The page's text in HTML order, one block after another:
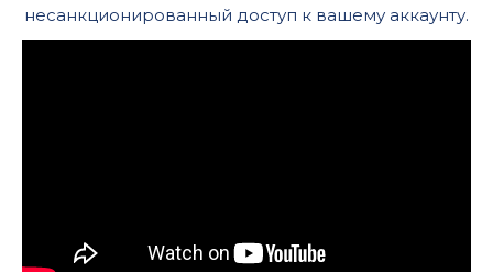
несанкционированный доступ к вашему аккаунту.